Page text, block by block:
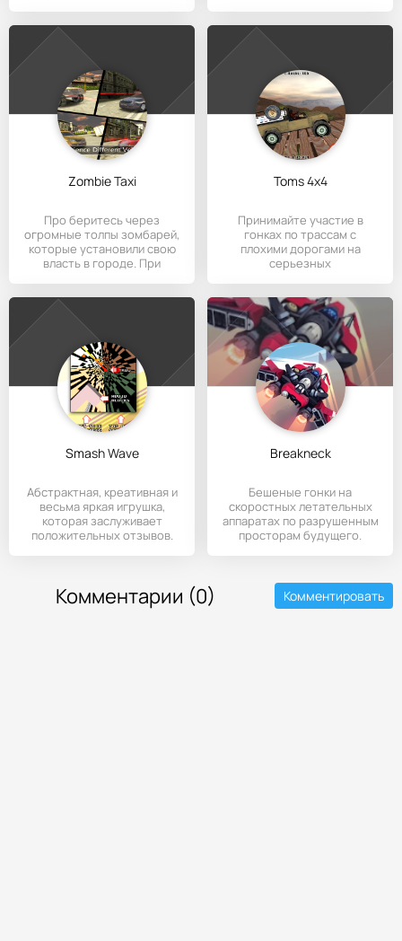
Zombie Taxi
Про беритесь через
огромные толпы зомбарей,
которые установили свою
власть в городе. При
Toms 4x4
Принимайте участие в
гонках по трассам с
плохими дорогами на
серьезных
Smash Wave
Абстрактная, креативная и
весьма яркая игрушка,
которая заслуживает
положительных отзывов.
Breakneck
Бешеные гонки на
скоростных летательных
аппаратах по разрушенным
просторам будущего.
Комментарии (0) Комментировать